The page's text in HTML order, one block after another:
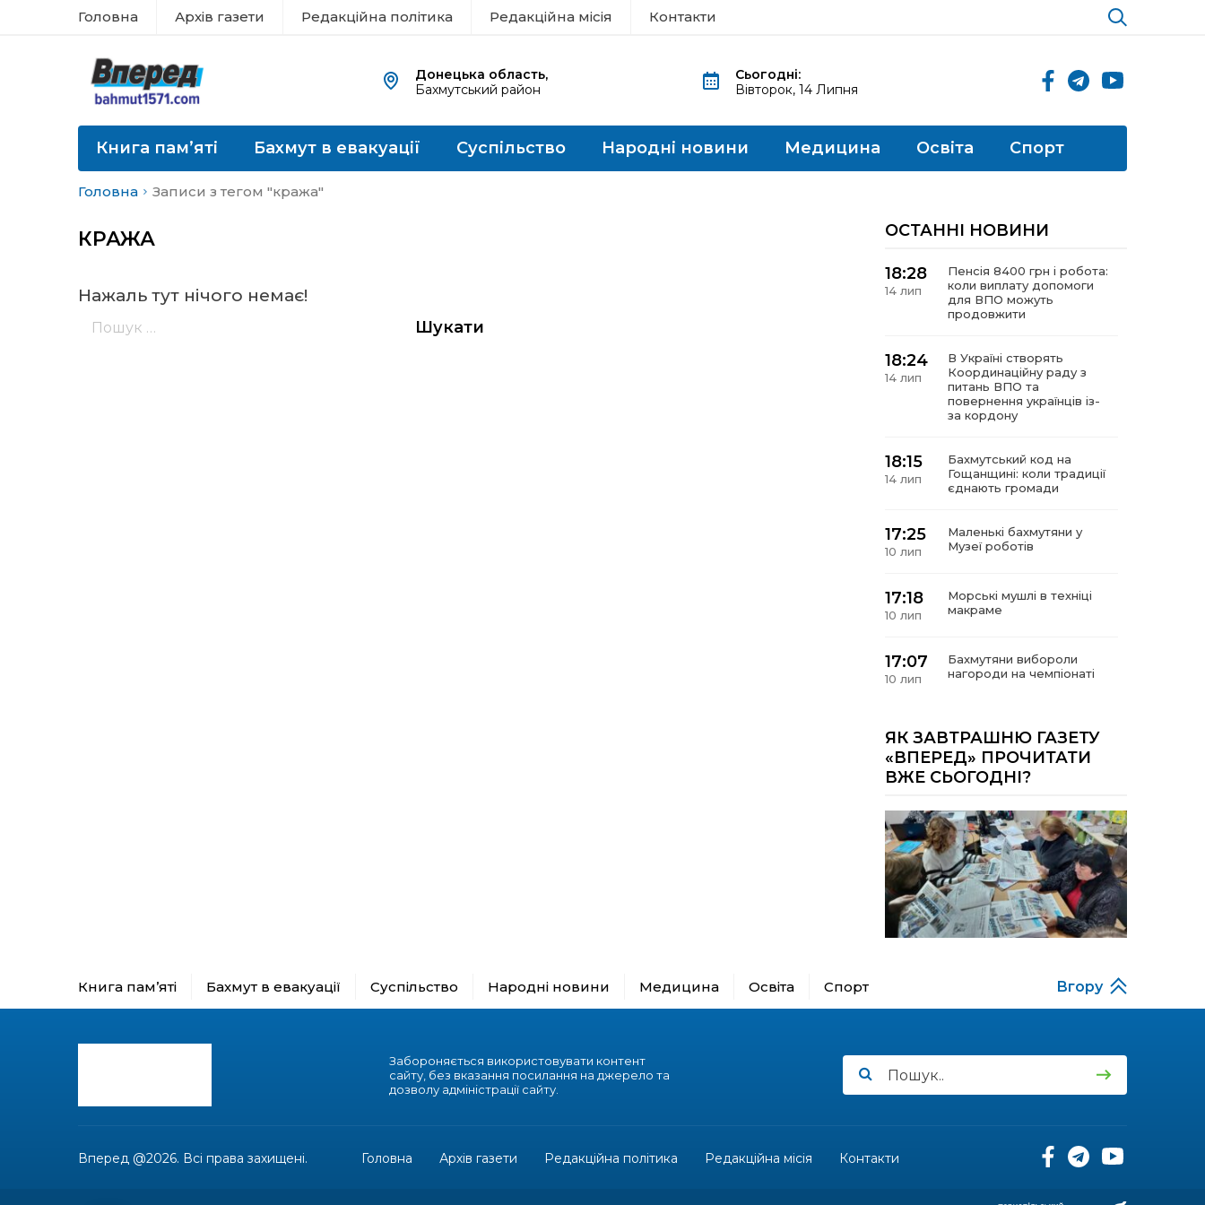
Головна Архів газети Редакційна політика Редакційна місія Контакти
Донецька область,
Бахмутський район
Сьогодні:
Вівторок, 14 Липня
Книга пам’яті Бахмут в евакуації Суспільство Народні новини Медицина Освіта Спорт
Головна Записи з тегом "кража"
КРАЖА
Нажаль тут нічого немає!
ОСТАННІ НОВИНИ
18:28
14 лип
Пенсія 8400 грн і робота:
коли виплату допомоги
для ВПО можуть
продовжити
18:24
14 лип
В Україні створять
Координаційну раду з
питань ВПО та
повернення українців із-
за кордону
18:15
14 лип
Бахмутський код на
Гощанщині: коли традиції
єднають громади
17:25
10 лип
Маленькі бахмутяни у
Музеї роботів
17:18
10 лип
Морські мушлі в техніці
макраме
17:07
10 лип
Бахмутяни вибороли
нагороди на чемпіонаті
11:54
08 лип
Юна бахмутянка Кіра
Радченко долучилася до
унікального інклюзивного
культурно-мистецького
незламних»
11:45
08 лип
Третій рік поспіль округ
Салдус приймає молодь
із Бахмута
11:19
Солдат Сірик Тарас
14:07 Де тчуться долі
13:52
«Натхненні літом»
06 лип
Частині ВПО можуть
призупинити виплати: що
ЯК ЗАВТРАШНЮ ГАЗЕТУ
«ВПЕРЕД» ПРОЧИТАТИ
ВЖЕ СЬОГОДНІ?
Книга пам’яті Бахмут в евакуації Суспільство Народні новини Медицина Освіта Спорт Вгору
Забороняється використовувати контент
сайту, без вказання посилання на джерело та
дозволу адміністрації сайту.
Вперед @2026. Всі права захищені. Головна Архів газети Редакційна політика Редакційна місія Контакти